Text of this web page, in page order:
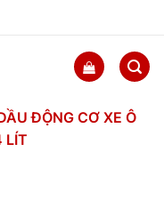
ĐỘNG CƠ XE Ô
LÍT